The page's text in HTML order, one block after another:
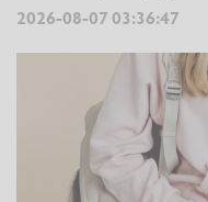
2026-08-07 03:36:47